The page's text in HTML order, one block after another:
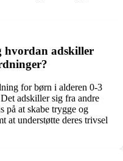
hvordan adskiller
for børn i alderen 0-3
adskiller sig fra andre
på at skabe trygge og
at understøtte deres trivsel